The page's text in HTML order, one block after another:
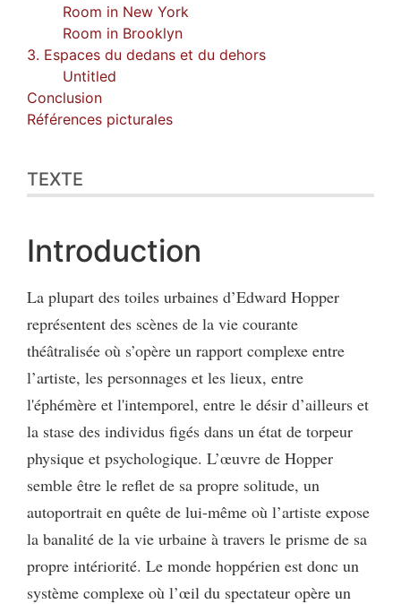
Room in New York
Room in Brooklyn
3. Espaces du dedans et du dehors
Untitled
Conclusion
Références picturales
TEXTE
Introduction
La plupart des toiles urbaines d’Edward Hopper
représentent des scènes de la vie courante
théâtralisée où s’opère un rapport complexe entre
l’artiste, les personnages et les lieux, entre
l'éphémère et l'intemporel, entre le désir d’ailleurs et
la stase des individus figés dans un état de torpeur
physique et psychologique. L’œuvre de Hopper
semble être le reflet de sa propre solitude, un
autoportrait en quête de lui-même où l’artiste expose
la banalité de la vie urbaine à travers le prisme de sa
propre intériorité. Le monde hoppérien est donc un
système complexe où l’œil du spectateur opère un